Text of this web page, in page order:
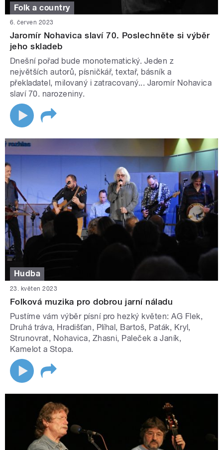
Folk a country
6. červen 2023
Jaromír Nohavica slaví 70. Poslechněte si výběr
jeho skladeb
Dnešní pořad bude monotematický. Jeden z
největších autorů, písničkář, textař, básník a
překladatel, milovaný i zatracovaný... Jaromír Nohavica
slaví 70. narozeniny.
Hudba
23. květen 2023
Folková muzika pro dobrou jarní náladu
Pustíme vám výběr písní pro hezký květen: AG Flek,
Druhá tráva, Hradišťan, Plíhal, Bartoš, Paták, Kryl,
Strunovrat, Nohavica, Zhasni, Paleček a Janík,
Kamelot a Stopa.